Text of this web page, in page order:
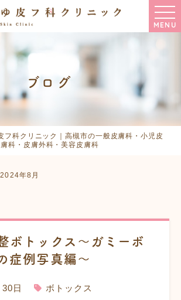
MENU
ブログ
フ科クリニック｜高槻市の一般皮膚科・小児皮
膚科・皮膚外科・美容皮膚科
2024年8月
ボトックス〜ガミーボ
症例写真編〜
日 ボトックス